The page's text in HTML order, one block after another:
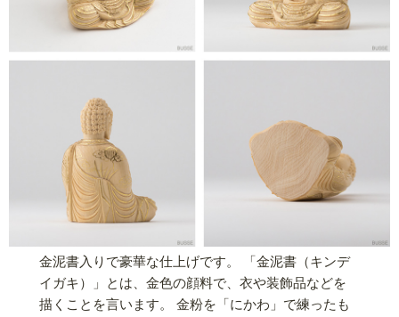
金泥書入りで豪華な仕上げです。 「金泥書（キンデ
イガキ）」とは、金色の顔料で、衣や装飾品などを
描くことを言います。 金粉を「にかわ」で練ったも